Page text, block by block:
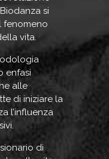
si
fenomeno
vita.
enfasi
alle
di iniziare la
l’influenza
di